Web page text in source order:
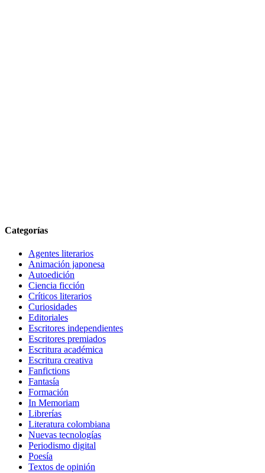
Categorías
Agentes literarios
Animación japonesa
Autoedición
Ciencia ficción
Críticos literarios
Curiosidades
Editoriales
Escritores independientes
Escritores premiados
Escritura académica
Escritura creativa
Fanfictions
Fantasía
Formación
In Memoriam
Librerías
Literatura colombiana
Nuevas tecnologías
Periodismo digital
Poesía
Textos de opinión